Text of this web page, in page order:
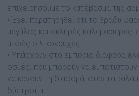
επιχειρήσουμε το κατέβασμα της
• Έχει παρατηρηθεί ότι το βράδυ
μεγάλες και σκληρές καλαμαριέρες,
μικρές σιλικονούχες.
• Υπάρχουν στο εμπόριο διάφορα
οσμές, που μπορούν να εμποτιστούν
να κάνουν τη διαφορά, όταν τα
δύστροπα.